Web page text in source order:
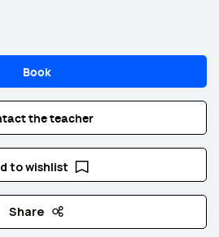
Book
the teacher
to wishlist
Share